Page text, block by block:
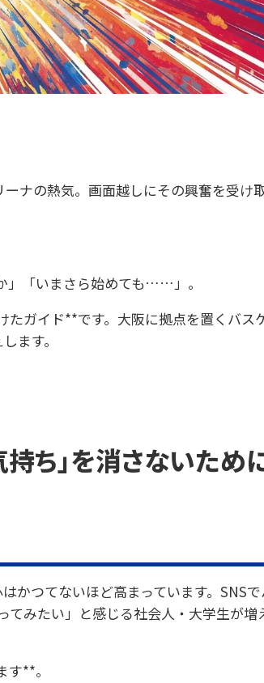
ナの熱気。画面越しにその興奮を受け
」「いまさら始めても……」。
ガイド**です。大阪に拠点を置くバス
ます。
ち」を消さないため
かつてないほど高まっています。SNSで
みたい」と感じる社会人・大学生が増
**。